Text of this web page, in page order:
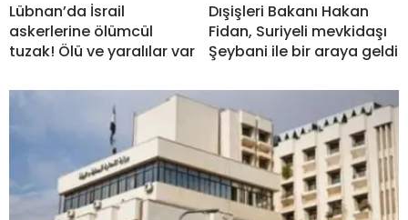
Lübnan’da İsrail
askerlerine ölümcül
tuzak! Ölü ve yaralılar var
Dışişleri Bakanı Hakan
Fidan, Suriyeli mevkidaşı
Şeybani ile bir araya geldi